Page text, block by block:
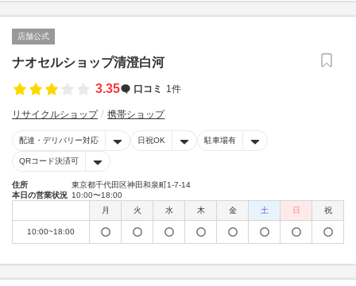
店舗公式
ナオセルショップ清澄白河
3.35
口コミ 1件
リサイクルショップ 携帯ショップ
配達・デリバリー対応 日祝OK 駐車場有
QRコード決済可
住所
東京都千代田区神田和泉町1-7-14
本日の営業状況 10:00〜18:00
月
火 水 木 金 土 日 祝
10:00~18:00